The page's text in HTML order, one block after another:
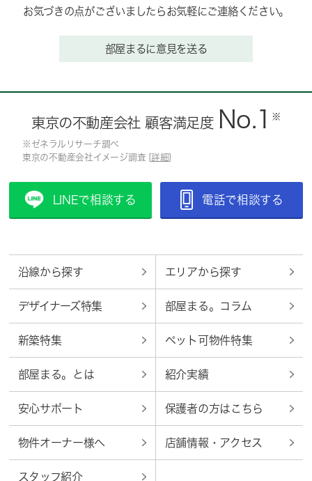
お気づきの点がございましたらお気軽にご連絡ください。
部屋まるに意見を送る
東京の不動産会社 顧客満足度 No.1 ※
※ゼネラルリサーチ調べ
東京の不動産会社イメージ調査 [ 詳細
LINEで相談する 電話で相談する
沿線から探す エリアから探す
デザイナーズ特集 部屋まる。コラム
新築特集 ペット可物件特集
部屋まる。とは 紹介実績
安心サポート 保護者の方はこちら
物件オーナー様へ 店舗情報・アクセス
スタッフ紹介